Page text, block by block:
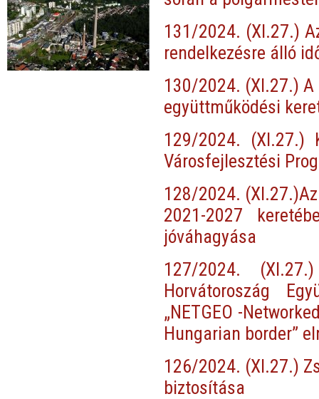
131/2024. (XI.27.)
rendelkezésre álló
130/2024. (XI.27.)
együttműködési
129/2024. (XI.27.)
Városfejlesztési
128/2024.
2021-2027
jóváhagyása
127/2024.
Horvátoroszág
„NETGEO -
Hungarian border”
126/2024. (XI.27.)
biztosítása